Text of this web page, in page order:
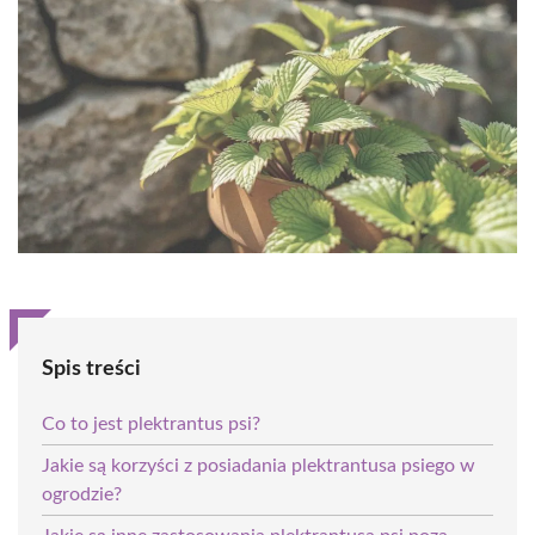
Spis treści
Co to jest plektrantus psi?
Jakie są korzyści z posiadania plektrantusa psiego w
ogrodzie?